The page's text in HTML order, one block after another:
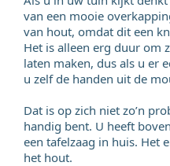
van een mooie
van hout, omdat dit een
Het is alleen erg duur om
laten maken, dus als u er
u zelf de handen uit de
Dat is op zich niet zo’n
handig bent. U heeft
een tafelzaag in huis. Het
het hout.